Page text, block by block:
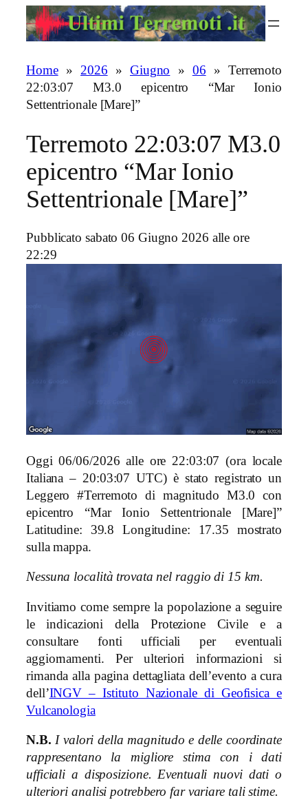
Home» 2026 » Giugno » 06 » Terremoto
22:03:07 M3.0 epicentro “Mar Ionio
Settentrionale [Mare]”
Terremoto 22:03:07 M3.0
epicentro “Mar Ionio
Settentrionale [Mare]”
Pubblicato sabato 06 Giugno 2026 alle ore
22:29
Oggi 06/06/2026 alle ore 22:03:07 (ora locale
Italiana – 20:03:07 UTC) è stato registrato un
Leggero #Terremoto di magnitudo M3.0 con
epicentro “Mar Ionio Settentrionale [Mare]”
Latitudine: 39.8 Longitudine: 17.35 mostrato
sulla mappa.
Nessuna località trovata nel raggio di 15 km.
Invitiamo come sempre la popolazione a seguire
le indicazioni della Protezione Civile e a
consultare fonti ufficiali per eventuali
aggiornamenti. Per ulteriori informazioni si
rimanda alla pagina dettagliata dell’evento a cura
dell’INGV – Istituto Nazionale di Geofisica e
Vulcanologia
N.B. I valori della magnitudo e delle coordinate
rappresentano la migliore stima con i dati
ufficiali a disposizione. Eventuali nuovi dati o
ulteriori analisi potrebbero far variare tali stime.